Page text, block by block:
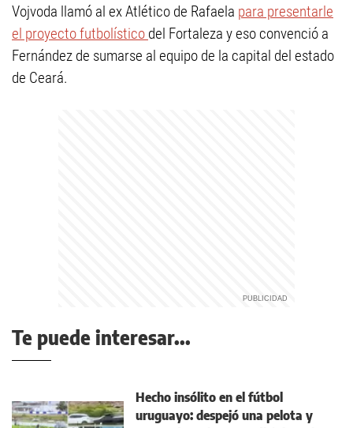
Vojvoda llamó al ex Atlético de Rafaela para presentarle
el proyecto futbolístico del Fortaleza y eso convenció a
Fernández de sumarse al equipo de la capital del estado
de Ceará.
Te puede interesar...
Hecho insólito en el fútbol
uruguayo: despejó una pelota y